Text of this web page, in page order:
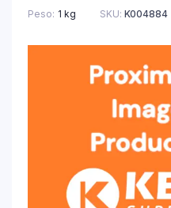
Peso 1 kg SKU: K004884